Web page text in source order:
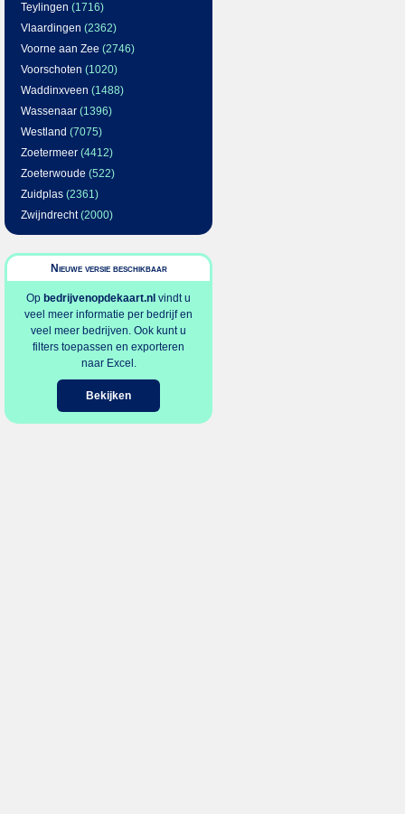
Teylingen (1716)
Vlaardingen (2362)
Voorne aan Zee (2746)
Voorschoten (1020)
Waddinxveen (1488)
Wassenaar (1396)
Westland (7075)
Zoetermeer (4412)
Zoeterwoude (522)
Zuidplas (2361)
Zwijndrecht(2000)
Nieuwe versie beschikbaar
Op bedrijvenopdekaart.nl vindt u
veel meer informatie per bedrijf en
veel meer bedrijven. Ook kunt u
filters toepassen en exporteren
naar Excel.
Bekijken